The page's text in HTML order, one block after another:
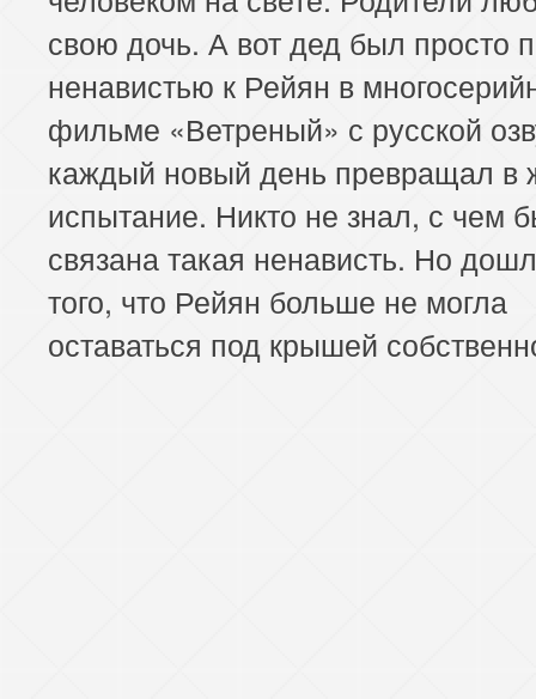
свою дочь. А вот дед был просто
ненавистью к Рейян в
фильме «Ветреный» с русской
каждый новый день превращал в
испытание. Никто не знал, с чем
связана такая ненависть. Но
того, что Рейян больше не могла
оставаться под крышей